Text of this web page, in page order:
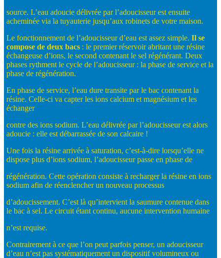
source. L’eau adoucie délivrée par l’adoucisseur est ensuite
acheminée via la tuyauterie jusqu’aux robinets de votre maison.
Le fonctionnement de l’adoucisseur d’eau est assez simple. Il se
compose de deux bacs : le premier réservoir abritant une résine
échangeuse d’ions, le second contenant le sel régénérant. Deux
phases rythment le cycle de l’adoucisseur : la phase de service et la
phase de régénération.
En phase de service, l’eau dure transite par le bac contenant la
résine. Celle-ci va capter les ions calcium et magnésium et les
échanger
contre des ions sodium. L’eau délivrée par l’adoucisseur est alors
adoucie : elle est débarrassée de son calcaire !
Une fois la résine arrivée à saturation, c’est-à-dire lorsqu’elle ne
dispose plus d’ions sodium, l’adoucisseur passe en phase de
régénération. Cette opération consiste à recharger la résine en ions
sodium afin de réenclencher un nouveau processus
d’adoucissement. C’est là qu’intervient la saumure contenue dans
le bac à sel. Le circuit étant continu, aucune intervention humaine
n’est requise.
Contrairement à ce que l’on peut parfois penser, un adoucisseur
d’eau n’est pas systématiquement un dispositif volumineux ou